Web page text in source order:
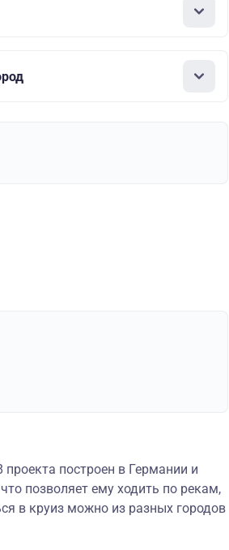
построен в Германии и
позволяет ему ходить по рекам,
в круиз можно из разных городов